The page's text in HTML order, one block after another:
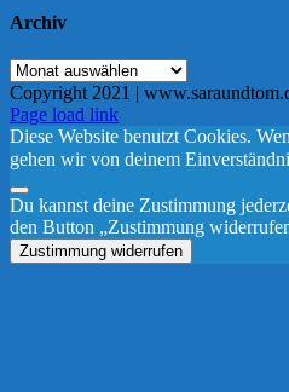
Archiv
Archiv
Copyright 2021 |
Instagram
Page load link
Diese Website benutzt Cookies.
gehen wir von deinem
Du kannst deine Zustimmung
den Button „Zustimmung
Zustimmung widerrufen